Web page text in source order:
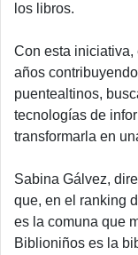
los libros.
Con esta
años
puentealtinos,
tecnologías de
transformarla en
Sabina Gálvez,
que, en el ranking
es la comuna que
Biblioniños es la